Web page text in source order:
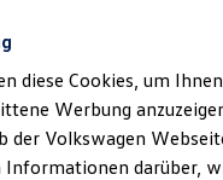
der ID. Modelle
im Winter
Freitag 08:00 18:00
08:00-13:00
Geschlossen
diese Cookies, um
Werbung
der Volkswagen
Informationen darüber,